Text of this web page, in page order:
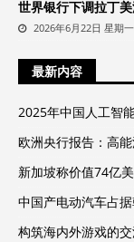
世界银行下调拉丁
2026年6月22日 星期
最新内容
2025年中国人工智
欧洲央行报告：高
新加坡称价值74亿
中国产电动汽车占
构筑海内外游戏的